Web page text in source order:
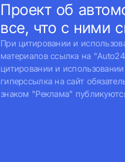
Проект об
все, что с ними
При цитировании и
материалов ссылка на
цитировании и
гиперссылка на сайт
знаком "Реклама"